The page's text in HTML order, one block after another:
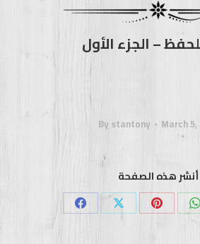
– الجزء الأول
By stantony March 5,
أنشر هذه الصفحة
Share Share Share